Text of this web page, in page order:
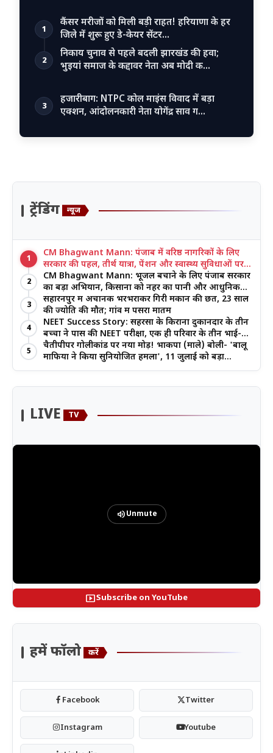
1
कैंसर मरीजों को मिली बड़ी राहत! हरियाणा के हर
जिले में शुरू हुए डे-केयर सेंटर…
2
निकाय चुनाव से पहले बदली झारखंड की हवा;
भुइयां समाज के कद्दावर नेता अब मोदी क…
3
हजारीबाग: NTPC कोल माइंस विवाद में बड़ा
एक्शन, आंदोलनकारी नेता योगेंद्र साव ग…
ट्रेंडिंग न्यूज
1
CM Bhagwant Mann: पंजाब में वरिष्ठ नागरिकों के लिए
सरकार की पहल, तीर्थ यात्रा, पेंशन और स्वास्थ्य सुविधाओं पर
जोर
2
CM Bhagwant Mann: भूजल बचाने के लिए पंजाब सरकार
का बड़ा अभियान, किसानों को नहर का पानी और आधुनिक
खेती का मिल रहा लाभ
3
सहारनपुर में अचानक भरभराकर गिरी मकान की छत, 23 साल
की ज्योति की मौत; गांव में पसरा मातम
4
NEET Success Story: सहरसा के किराना दुकानदार के तीन
बच्चों ने पास की NEET परीक्षा, एक ही परिवार के तीन भाई-
बहनों ने रचा इतिहास
5
चैतीपीपर गोलीकांड पर नया मोड़! भाकपा (माले) बोली- 'बालू
माफिया ने किया सुनियोजित हमला', 11 जुलाई को बड़ा
आंदोलन
LIVE TV
volume_upUnmute
smart_displaySubscribe on YouTube
हमें फॉलो करें
Facebook Twitter
Instagram Youtube